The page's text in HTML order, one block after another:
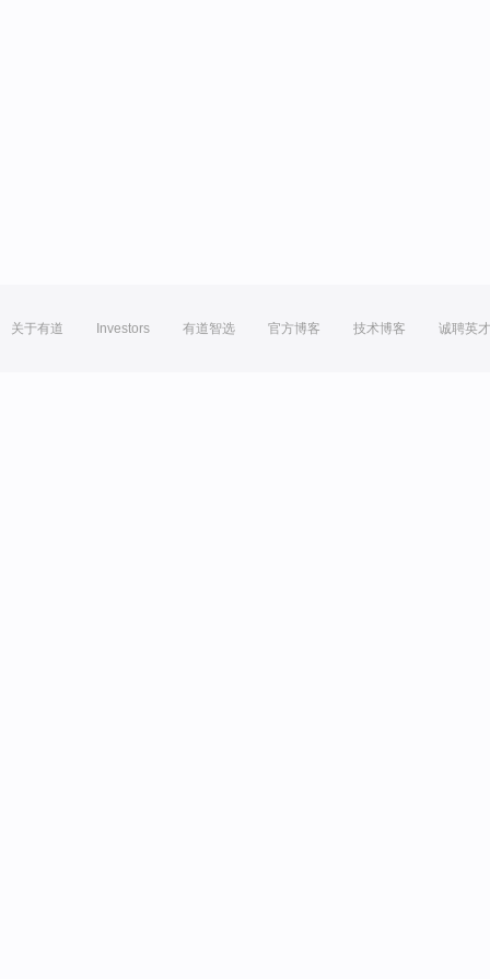
关于有道 Investors 有道智选 官方博客 技术博客 诚聘英才